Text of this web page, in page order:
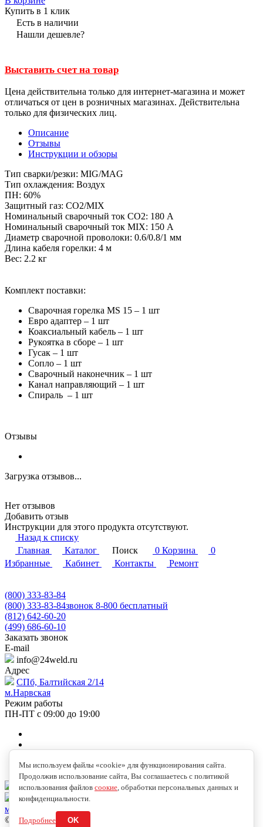
Купить в 1 клик
Есть в наличии
Нашли дешевле?
Выставить счет на товар
Цена действительна только для интернет-магазина и может
отличаться от цен в розничных магазинах. Действительна
только для физических лиц.
Описание
Отзывы
Инструкции и обзоры
Тип сварки/резки: MIG/MAG
Тип охлаждения: Воздух
ПН: 60%
Защитный газ: CO2/MIX
Номинальный сварочный ток CO2: 180 А
Номинальный сварочный ток MIX: 150 А
Диаметр сварочной проволоки: 0.6/0.8/1 мм
Длина кабеля горелки: 4 м
Вес: 2.2 кг
Комплект поставки:
Сварочная горелка MS 15 – 1 шт
Евро адаптер – 1 шт
Коаксиальный кабель – 1 шт
Рукоятка в сборе – 1 шт
Гусак – 1 шт
Сопло – 1 шт
Сварочный наконечник – 1 шт
Канал направляющий – 1 шт
Спираль – 1 шт
Отзывы
Загрузка отзывов...
Нет отзывов
Добавить отзыв
Инструкции для этого продукта отсутствуют.
Назад к списку
Главная
Каталог Поиск 0 Корзина
0
Избранные
Кабинет Контакты Ремонт
(800) 333-83-84
(800) 333-83-84звонок 8-800 бесплатный
(812) 642-60-20
(499) 686-60-10
Заказать звонок
E-mail
info@24weld.ru
Адрес
СПб, Балтийская 2/14
м.Нарвская
Режим работы
ПН-ПТ с 09:00 до 19:00
info@24weld.ru
СПб, Балтийская 2/14
м.Нарвская
© 2026 Copyright © 2009-2026 //24WELD.RU//СВАРКА24//
Мы используем файлы «cookie» для функционирования сайта.
Продолжив использование сайта, Вы соглашаетесь с политикой
использования файлов соокие, обработки персональных данных и
конфиденциальности.
Подробнее OK